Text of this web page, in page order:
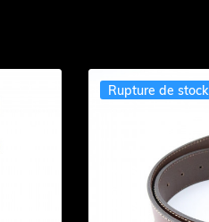
Rupture de stock